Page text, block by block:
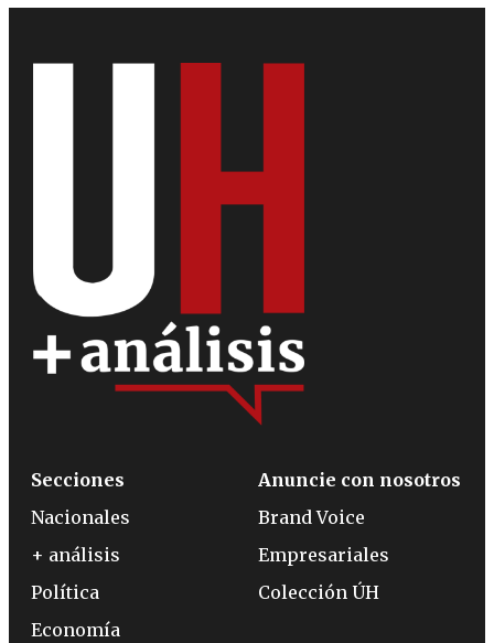
Secciones
Nacionales
+ análisis
Política
Economía
Anuncie con nosotros
Brand Voice
Empresariales
Colección ÚH